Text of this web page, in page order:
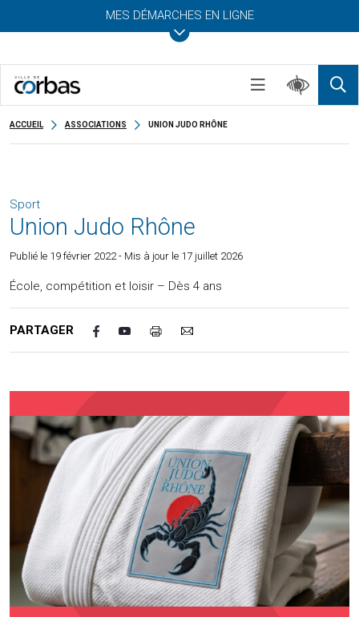
MES DÉMARCHES EN LIGNE
ACCUEIL ASSOCIATIONS UNION JUDO RHÔNE
Sport
Union Judo Rhône
Publié le 19 février 2022- Mis à jour le 17 juillet 2026
École, compétition et loisir – Dès 4 ans
PARTAGER